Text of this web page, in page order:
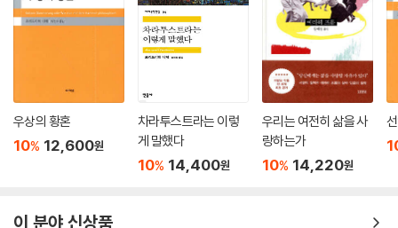
우상의 황혼
10% 12,600원
차라투스트라는 이렇
게 말했다
10% 14,400원
우리는 여전히 삶을 사
랑하는가
10% 14,220원
이 분야 신상품